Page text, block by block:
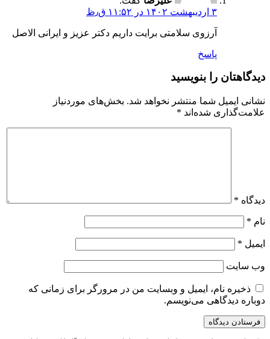
۳ اردیبهشت ۱۴۰۲ در ۱۱:۵۲ ق٫ظ
آرزوی سلامتی برایت داریم دکتر عزیز و ایرانی الاصل
پاسخ
دیدگاهتان را بنویسید
نشانی ایمیل شما منتشر نخواهد شد. بخش‌های موردنیاز
علامت‌گذاری شده‌اند *
دیدگاه *
نام *
ایمیل *
وب‌ سایت
ذخیره نام، ایمیل و وبسایت من در مرورگر برای زمانی که
دوباره دیدگاهی می‌نویسم.